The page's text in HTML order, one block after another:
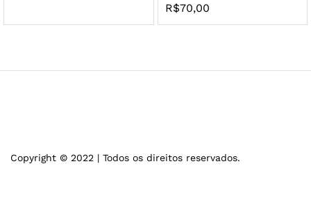
R$70,00
Copyright © 2022 | Todos os direitos reservados.